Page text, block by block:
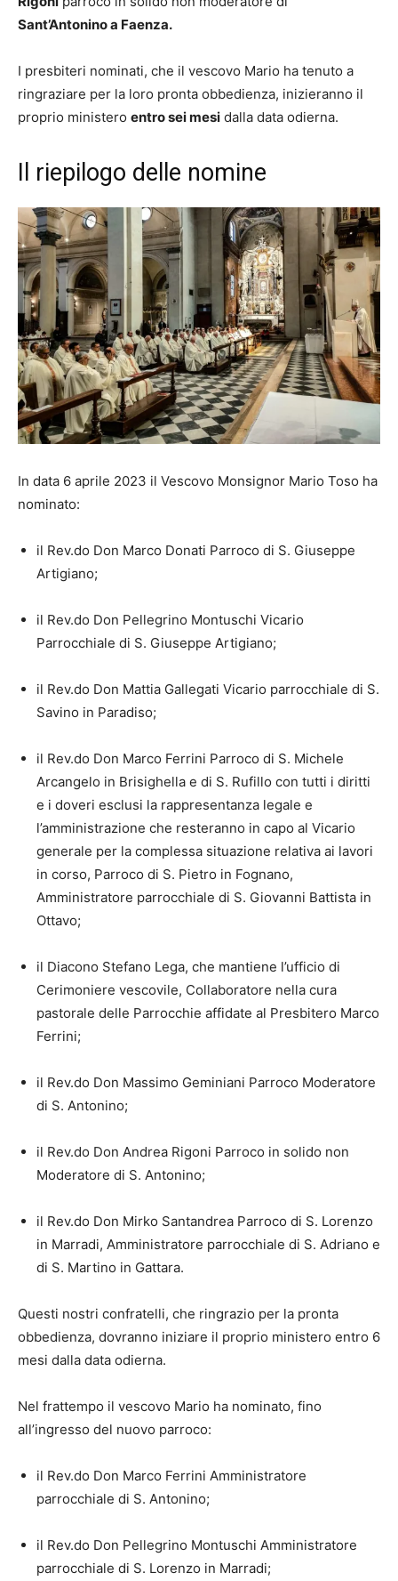
Sant’Antonino a Faenza.
I presbiteri nominati, che il vescovo Mario ha tenuto a
ringraziare per la loro pronta obbedienza, inizieranno il
proprio ministero entro sei mesi dalla data odierna.
Il riepilogo delle nomine
In data 6 aprile 2023 il Vescovo Monsignor Mario Toso ha
nominato:
il Rev.do Don Marco Donati Parroco di S. Giuseppe
Artigiano;
il Rev.do Don Pellegrino Montuschi Vicario
Parrocchiale di S. Giuseppe Artigiano;
il Rev.do Don Mattia Gallegati Vicario parrocchiale di S.
Savino in Paradiso;
il Rev.do Don Marco Ferrini Parroco di S. Michele
Arcangelo in Brisighella e di S. Rufillo con tutti i diritti
e i doveri esclusi la rappresentanza legale e
l’amministrazione che resteranno in capo al Vicario
generale per la complessa situazione relativa ai lavori
in corso, Parroco di S. Pietro in Fognano,
Amministratore parrocchiale di S. Giovanni Battista in
Ottavo;
il Diacono Stefano Lega, che mantiene l’ufficio di
Cerimoniere vescovile, Collaboratore nella cura
pastorale delle Parrocchie affidate al Presbitero Marco
Ferrini;
il Rev.do Don Massimo Geminiani Parroco Moderatore
di S. Antonino;
il Rev.do Don Andrea Rigoni Parroco in solido non
Moderatore di S. Antonino;
il Rev.do Don Mirko Santandrea Parroco di S. Lorenzo
in Marradi, Amministratore parrocchiale di S. Adriano e
di S. Martino in Gattara.
Questi nostri confratelli, che ringrazio per la pronta
obbedienza, dovranno iniziare il proprio ministero entro 6
mesi dalla data odierna.
Nel frattempo il vescovo Mario ha nominato, fino
all’ingresso del nuovo parroco:
il Rev.do Don Marco Ferrini Amministratore
parrocchiale di S. Antonino;
il Rev.do Don Pellegrino Montuschi Amministratore
parrocchiale di S. Lorenzo in Marradi;